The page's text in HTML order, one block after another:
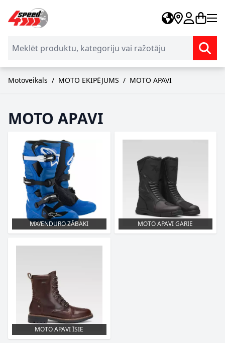
Skip to Content
Motoveikals / MOTO EKIPĒJUMS / MOTO APAVI
MOTO APAVI
MX/ENDURO ZĀBAKI MOTO APAVI GARIE
MOTO APAVI ĪSIE